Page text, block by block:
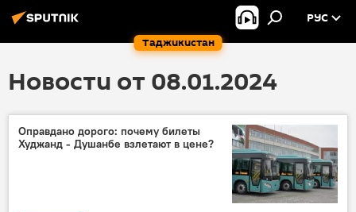
Таджикистан
РУС
Новости от 08.01.2024
Оправдано дорого: почему билеты
Худжанд - Душанбе взлетают в цене?